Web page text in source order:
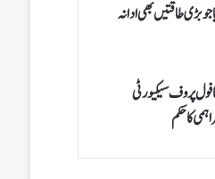
جو بڑی طاقتیں بھی ادا نہ
فول پروف سیکیورٹی
کا حکم